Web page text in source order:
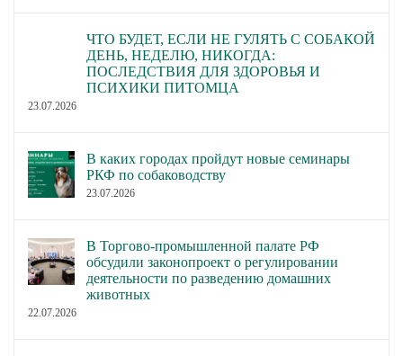
ЧТО БУДЕТ, ЕСЛИ НЕ ГУЛЯТЬ С СОБАКОЙ
ДЕНЬ, НЕДЕЛЮ, НИКОГДА:
ПОСЛЕДСТВИЯ ДЛЯ ЗДОРОВЬЯ И
ПСИХИКИ ПИТОМЦА
23.07.2026
В каких городах пройдут новые семинары
РКФ по собаководству
23.07.2026
В Торгово-промышленной палате РФ
обсудили законопроект о регулировании
деятельности по разведению домашних
животных
22.07.2026